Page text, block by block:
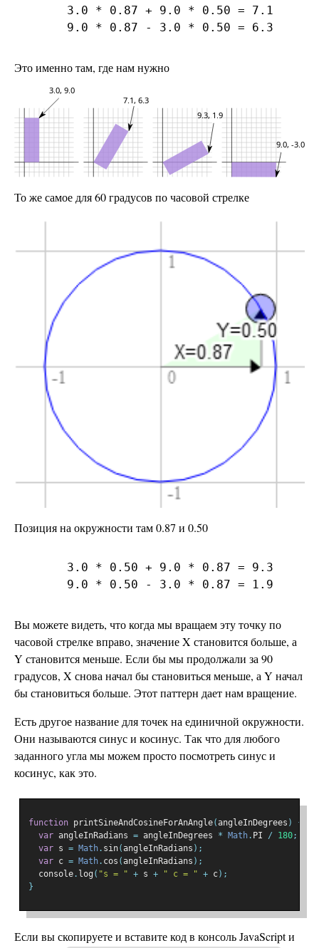
   3.0 * 0.87 + 9.0 * 0.50 = 7.1
Это именно там, где нам нужно
То же самое для 60 градусов по часовой стрелке
Позиция на окружности там 0.87 и 0.50
   3.0 * 0.50 + 9.0 * 0.87 = 9.3
Вы можете видеть, что когда мы вращаем эту точку по
часовой стрелке вправо, значение X становится больше, а
Y становится меньше. Если бы мы продолжали за 90
градусов, X снова начал бы становиться меньше, а Y начал
бы становиться больше. Этот паттерн дает нам вращение.
Есть другое название для точек на единичной окружности.
Они называются синус и косинус. Так что для любого
заданного угла мы можем просто посмотреть синус и
косинус, как это.
function printSineAndCosineForAnAngle(angleInDegrees )
{
var angleInRadians = angleInDegrees * Math. PI / 180;
var s = Math. sin(angleInRadians );
var c = Math. cos (angleInRadians );
  console
. log ( "s = " + s + " c = " + c);
}
Если вы скопируете и вставите код в консоль JavaScript и